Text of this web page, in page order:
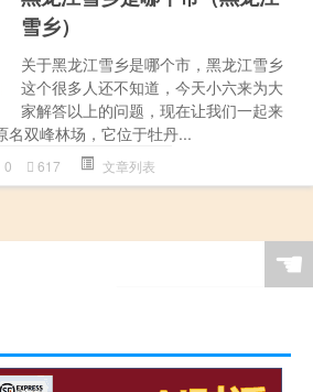
雪乡）
关于黑龙江雪乡是哪个市，黑龙江雪乡
这个很多人还不知道，今天小六来为大
家解答以上的问题，现在让我们一起来
名双峰林场，它位于牡丹...
0 617 文章列表
☚